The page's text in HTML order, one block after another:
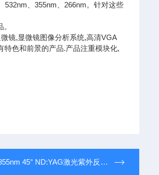
532nm、355nm、266nm。针对这些
镜,显微镜图像分析系统,高清VGA
特色和前景的产品.产品注重模块化,
45° ND:YAG激光紫外反射镜